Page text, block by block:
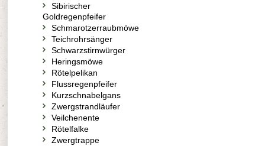
Sibirischer
Goldregenpfeifer
Schmarotzerraubmöwe
Teichrohrsänger
Schwarzstirnwürger
Heringsmöwe
Rötelpelikan
Flussregenpfeifer
Kurzschnabelgans
Zwergstrandläufer
Veilchenente
Rötelfalke
Zwergtrappe